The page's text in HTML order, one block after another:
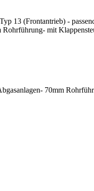
13 (Frontantrieb) -
mit
70mm